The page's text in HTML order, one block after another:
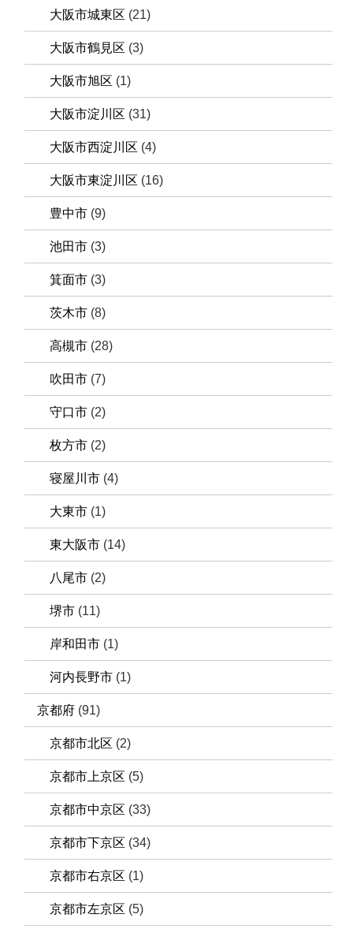
大阪市城東区 (21)
大阪市鶴見区 (3)
大阪市旭区 (1)
大阪市淀川区 (31)
大阪市西淀川区 (4)
大阪市東淀川区 (16)
豊中市 (9)
池田市 (3)
箕面市 (3)
茨木市 (8)
高槻市 (28)
吹田市 (7)
守口市 (2)
枚方市 (2)
寝屋川市 (4)
大東市 (1)
東大阪市 (14)
八尾市 (2)
堺市 (11)
岸和田市 (1)
河内長野市 (1)
京都府 (91)
京都市北区 (2)
京都市上京区 (5)
京都市中京区 (33)
京都市下京区 (34)
京都市右京区 (1)
京都市左京区 (5)